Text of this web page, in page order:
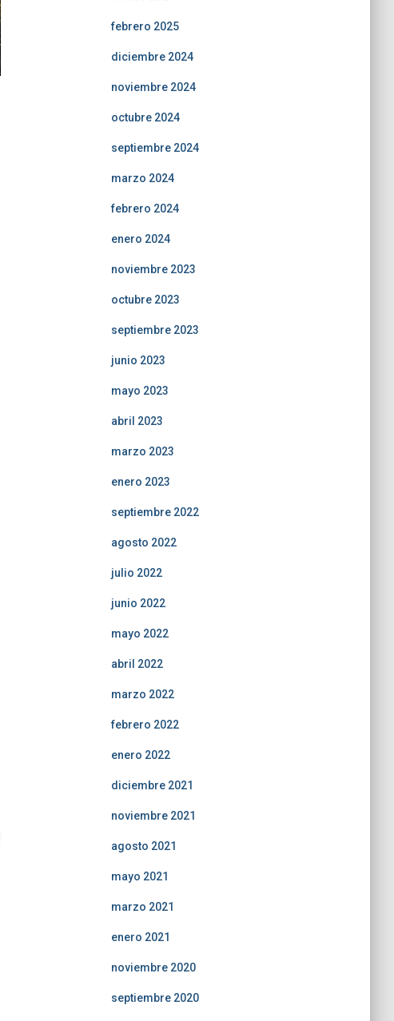
febrero 2025
diciembre 2024
noviembre 2024
octubre 2024
septiembre 2024
marzo 2024
febrero 2024
enero 2024
noviembre 2023
octubre 2023
septiembre 2023
junio 2023
mayo 2023
abril 2023
marzo 2023
enero 2023
septiembre 2022
agosto 2022
julio 2022
junio 2022
mayo 2022
abril 2022
marzo 2022
febrero 2022
enero 2022
diciembre 2021
noviembre 2021
agosto 2021
mayo 2021
marzo 2021
enero 2021
noviembre 2020
septiembre 2020